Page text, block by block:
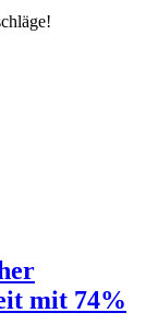
mit 74%